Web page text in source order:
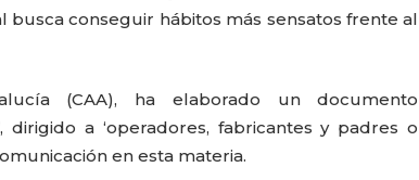
conseguir hábitos más sensatos frente al
(CAA), ha elaborado un documento
dirigido a ‘operadores, fabricantes y padres o
en esta materia.